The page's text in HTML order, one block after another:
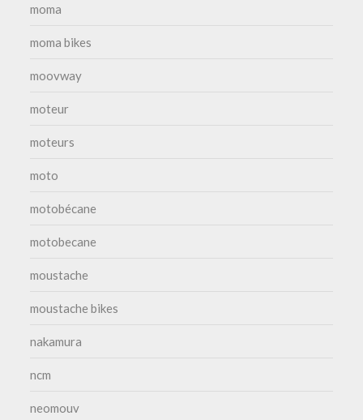
moma
moma bikes
moovway
moteur
moteurs
moto
motobécane
motobecane
moustache
moustache bikes
nakamura
ncm
neomouv